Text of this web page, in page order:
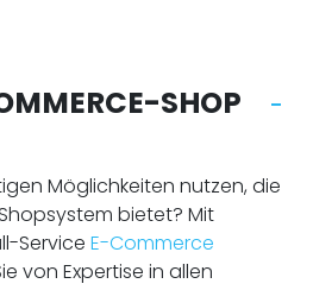
SHOP
Möglichkeiten nutzen, die
bietet? Mit
Service E-Commerce
von Expertise in allen